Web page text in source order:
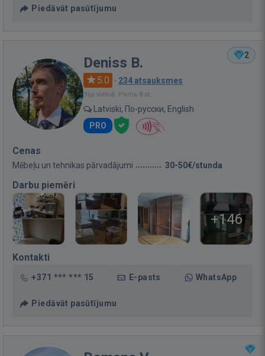
Piedāvāt pasūtījumu
2
Deniss B.
5.0 · 234 atsauksmes
Bija vietnē: Pirms 8 st.
Latviski, По-русски, English
PRO
Cenas
Mēbeļu un tehnikas pārvadājumi 30-50€/stunda
Darbu piemēri
+146
Kontakti
+371 *** *** 15 E-pasts WhatsApp
Piedāvāt pasūtījumu